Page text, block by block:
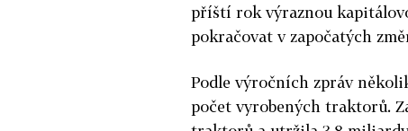
příští rok výraznou
pokračovat v započatých
Podle výročních zpráv
počet vyrobených traktorů.